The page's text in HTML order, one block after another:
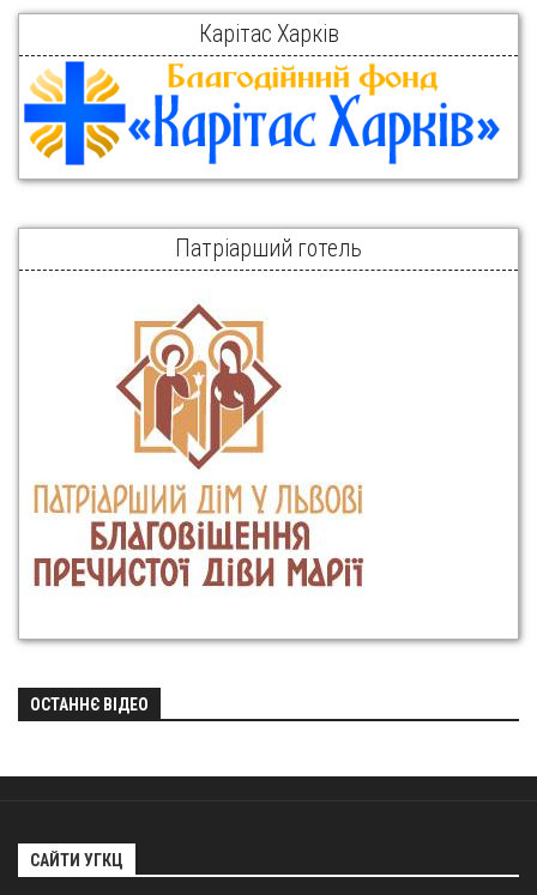
Карітас Харків
Патріарший готель
ОСТАННЄ ВІДЕО
САЙТИ УГКЦ